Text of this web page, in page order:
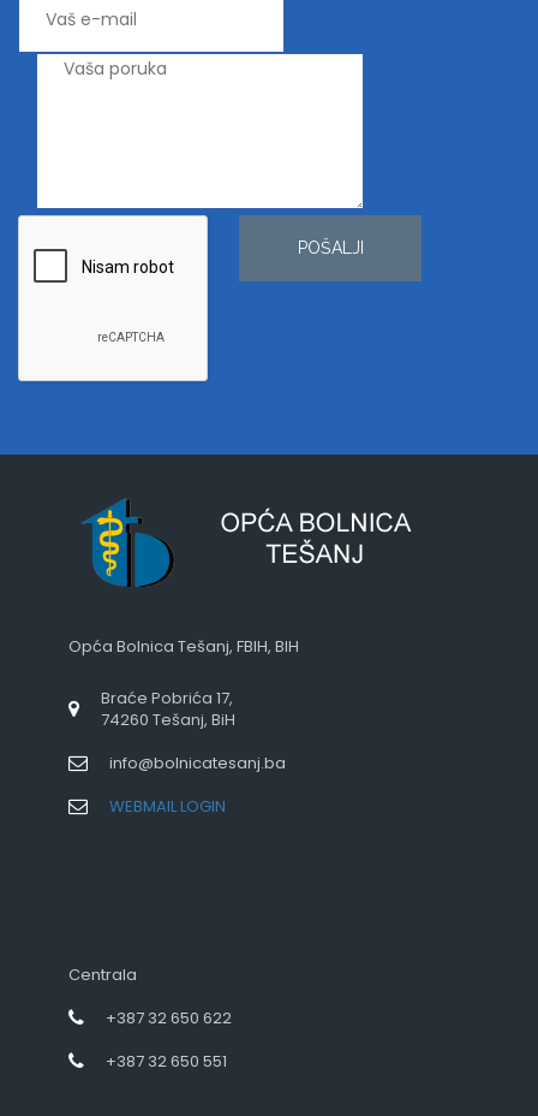
POŠALJI
Opća Bolnica Tešanj, FBIH, BIH
Braće Pobrića 17,
74260 Tešanj, BiH
info@bolnicatesanj.ba
WEBMAIL LOGIN
Centrala
+387 32 650 622
+387 32 650 551